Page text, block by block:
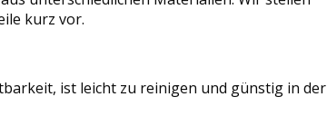
kurz vor.
ist leicht zu reinigen und günstig in der